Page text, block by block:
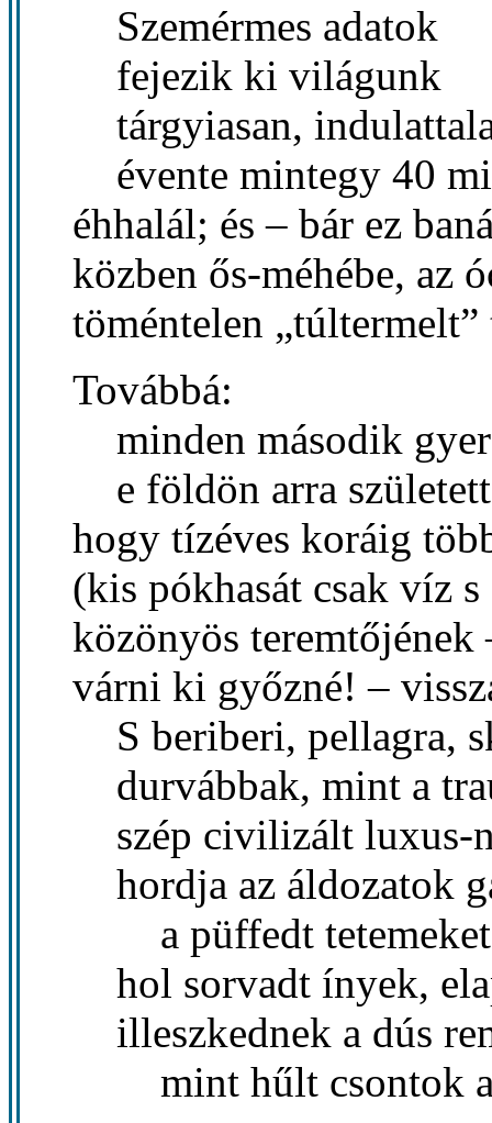
Szemérmes adatok
fejezik ki világunk
tárgyiasan,
évente mintegy 40
éhhalál; és – bár ez
közben ős-méhébe, az
töméntelen
Továbbá:
minden második
e földön arra
hogy tízéves koráig
(kis pókhasát csak víz
közönyös teremtőjének
várni ki győzné! –
S beriberi, pellagra,
durvábbak, mint a
szép civilizált luxus-
hordja az áldozatok
a püffedt tetemeket
hol sorvadt ínyek,
illeszkednek a dús
mint hűlt csontok